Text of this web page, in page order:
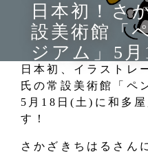
日本初！さ
設美術館「
ジアム」5
日本初、イラストレ
氏の常設美術館「ペ
5月18日(土)に和多
す！
さかざきちはるさん